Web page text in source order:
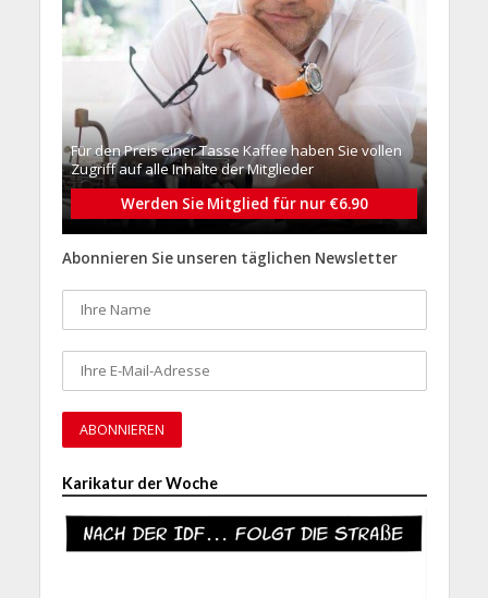
Für den Preis einer Tasse Kaffee haben Sie vollen
Zugriff auf alle Inhalte der Mitglieder
Werden Sie Mitglied für nur €6.90
Abonnieren Sie unseren täglichen Newsletter
Karikatur der Woche